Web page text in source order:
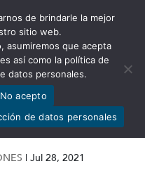
ETAPA
| Jul 28, 2021
de brindarle la mejor
sitio web.
asumiremos que acepta
así como la política de
datos personales.
No acepto
de datos personales